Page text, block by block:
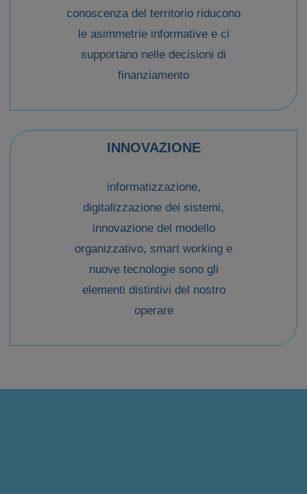
conoscenza del territorio riducono
le asimmetrie informative e ci
supportano nelle decisioni di
finanziamento
INNOVAZIONE
informatizzazione,
digitalizzazione dei sistemi,
innovazione del modello
organizzativo, smart working e
nuove tecnologie sono gli
elementi distintivi del nostro
operare